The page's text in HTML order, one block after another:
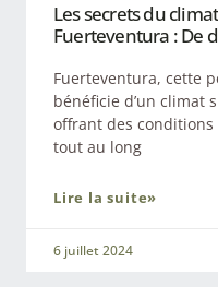
Les secrets du
Fuerteventura : De
Fuerteventura, cette
bénéficie d’un climat
offrant des
tout au long
Lire la suite»
6 juillet 2024